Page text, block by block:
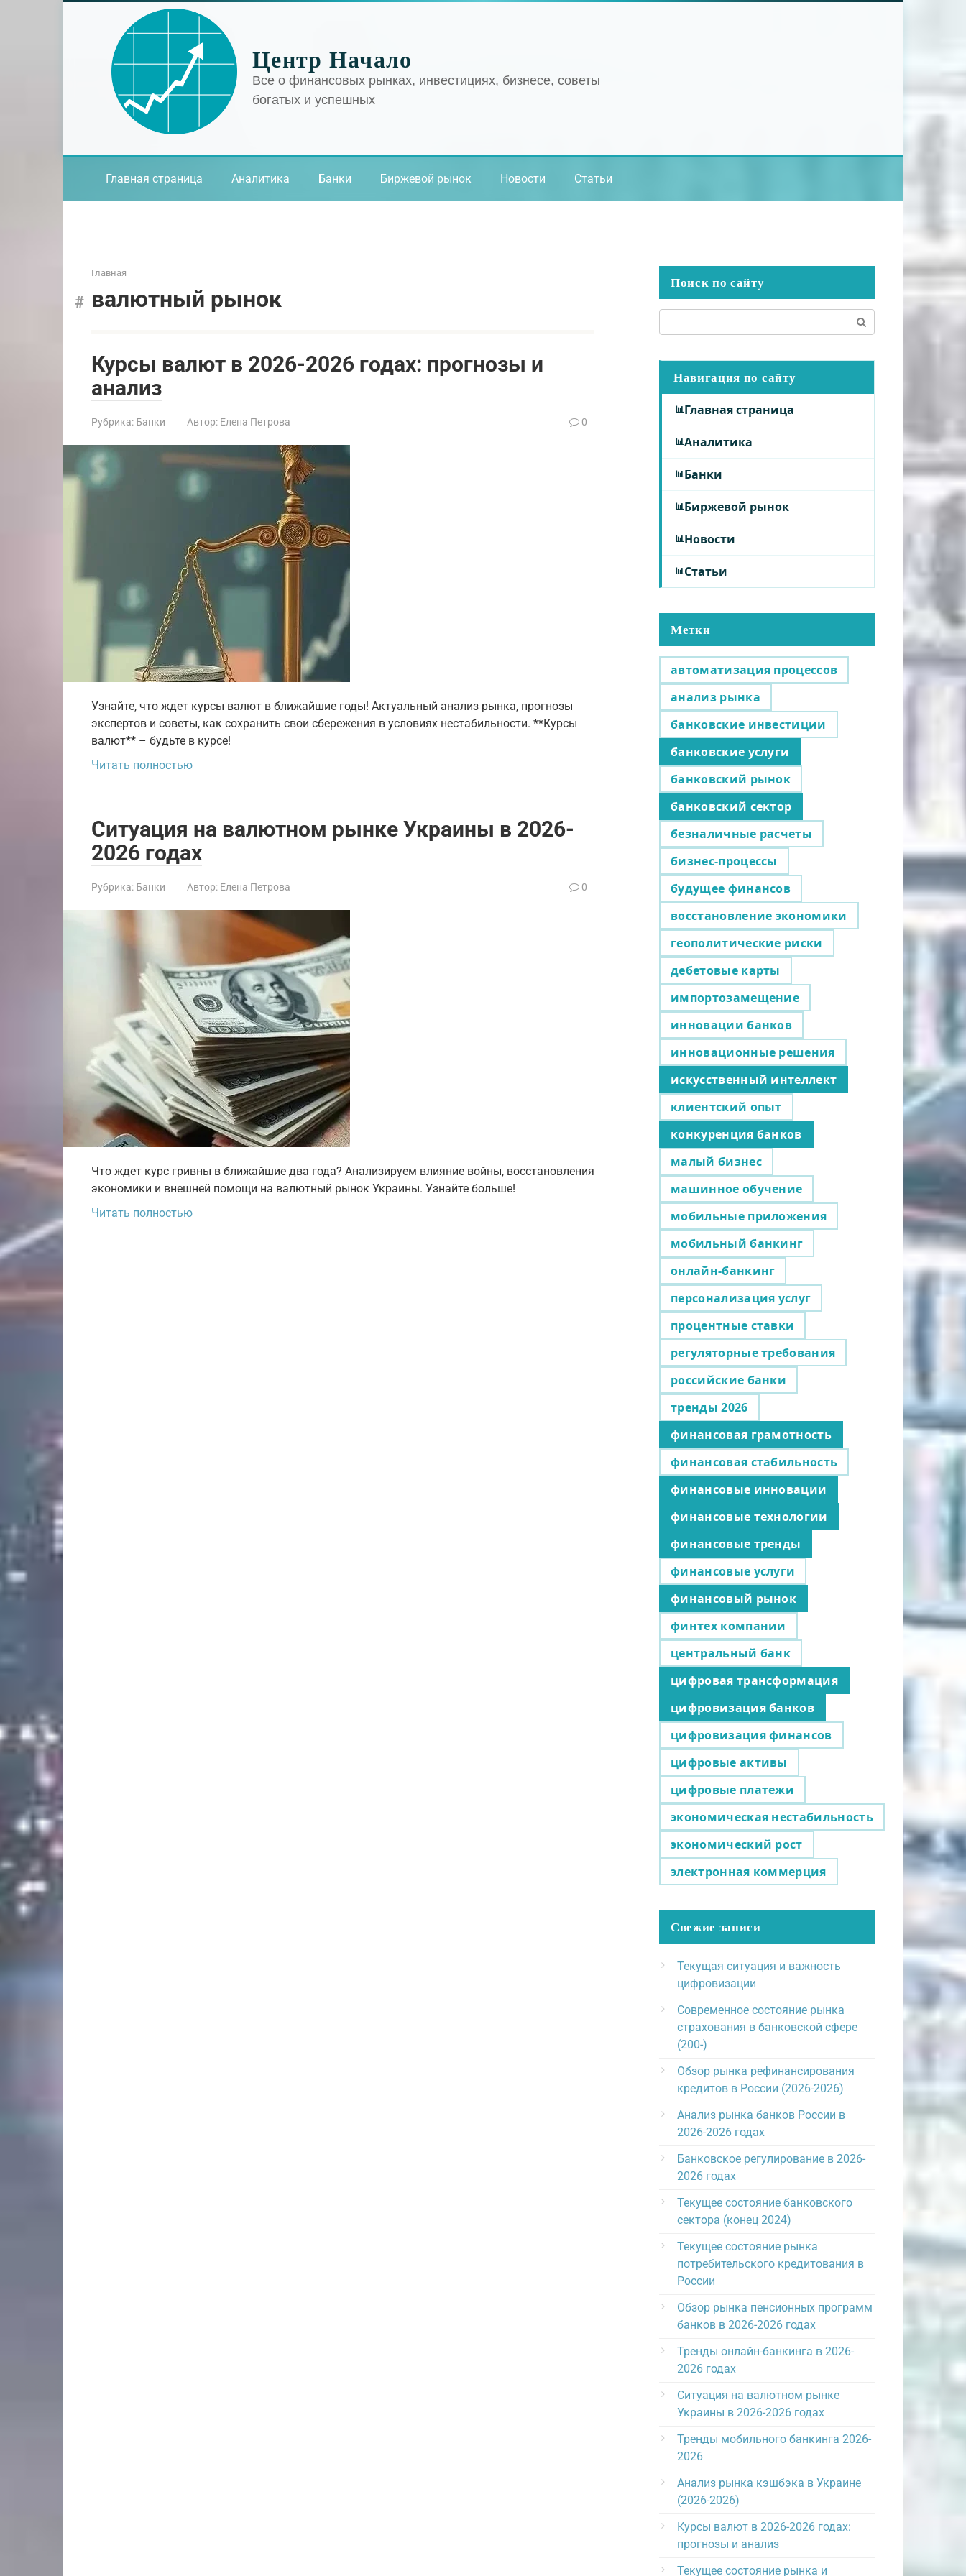
Центр Начало
Все о финансовых рынках, инвестициях, бизнесе, советы
богатых и успешных
Главная страница Аналитика Банки Биржевой рынок Новости Статьи
Главная
валютный рынок
Курсы валют в 2026-2026 годах: прогнозы и
анализ
Рубрика: Банки Автор: Елена Петрова 0
Узнайте, что ждет курсы валют в ближайшие годы! Актуальный анализ рынка, прогнозы
экспертов и советы, как сохранить свои сбережения в условиях нестабильности. **Курсы
валют** – будьте в курсе!
Читать полностью
Ситуация на валютном рынке Украины в 2026-
2026 годах
Рубрика: Банки Автор: Елена Петрова 0
Что ждет курс гривны в ближайшие два года? Анализируем влияние войны, восстановления
экономики и внешней помощи на валютный рынок Украины. Узнайте больше!
Читать полностью
Поиск по сайту
Навигация по сайту
Главная страница
Аналитика
Банки
Биржевой рынок
Новости
Статьи
Метки
автоматизация процессов
анализ рынка
банковские инвестиции
банковские услуги
банковский рынок
банковский сектор
безналичные расчеты
бизнес-процессы
будущее финансов
восстановление экономики
геополитические риски
дебетовые карты
импортозамещение
инновации банков
инновационные решения
искусственный интеллект
клиентский опыт
конкуренция банков
малый бизнес
машинное обучение
мобильные приложения
мобильный банкинг
онлайн-банкинг
персонализация услуг
процентные ставки
регуляторные требования
российские банки
тренды 2026
финансовая грамотность
финансовая стабильность
финансовые инновации
финансовые технологии
финансовые тренды
финансовые услуги
финансовый рынок
финтех компании
центральный банк
цифровая трансформация
цифровизация банков
цифровизация финансов
цифровые активы
цифровые платежи
экономическая нестабильность
экономический рост
электронная коммерция
Свежие записи
Текущая ситуация и важность
цифровизации
Современное состояние рынка
страхования в банковской сфере
(200-)
Обзор рынка рефинансирования
кредитов в России (2026-2026)
Анализ рынка банков России в
2026-2026 годах
Банковское регулирование в 2026-
2026 годах
Текущее состояние банковского
сектора (конец 2024)
Текущее состояние рынка
потребительского кредитования в
России
Обзор рынка пенсионных программ
банков в 2026-2026 годах
Тренды онлайн-банкинга в 2026-
2026 годах
Ситуация на валютном рынке
Украины в 2026-2026 годах
Тренды мобильного банкинга 2026-
2026
Анализ рынка кэшбэка в Украине
(2026-2026)
Курсы валют в 2026-2026 годах:
прогнозы и анализ
Текущее состояние рынка и